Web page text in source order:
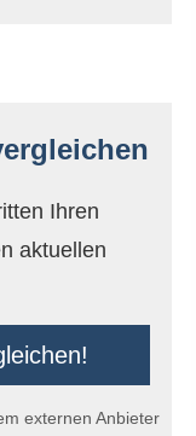
Ihren
aktuellen
externen Anbieter